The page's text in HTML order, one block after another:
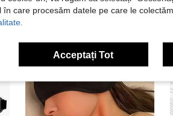
care procesăm datele pe care le colectăm,
Acceptați Tot